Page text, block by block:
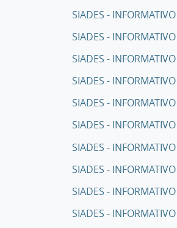
SIADES -
SIADES -
SIADES -
SIADES -
SIADES -
SIADES -
SIADES -
SIADES -
SIADES -
SIADES -